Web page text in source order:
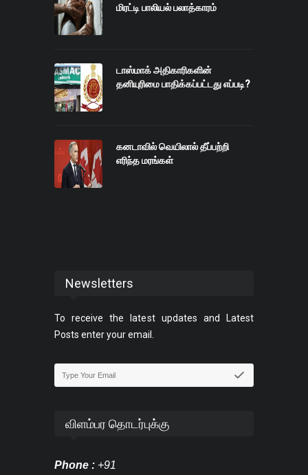
மிரட்டி பாலியல் பலாத்காரம்
டாஸ்மாக் அதிகாரிகளின்
தனியுரிமை பாதிக்கப்பட்டது எப்படி?
கனடாவில் வெயிலால் தீப்பற்றி
எரிந்த மரங்கள்
Newsletters
To receive the latest updates and Latest
Posts enter your email.
விளம்பர தொடர்புக்கு
Phone : +91